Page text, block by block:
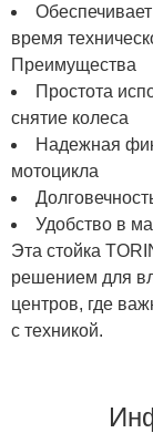
время
Преимущества
Простота
снятие колеса
Надежная
мотоцикла
Удобство в
Эта стойка
решением для
центров, где
с техникой.